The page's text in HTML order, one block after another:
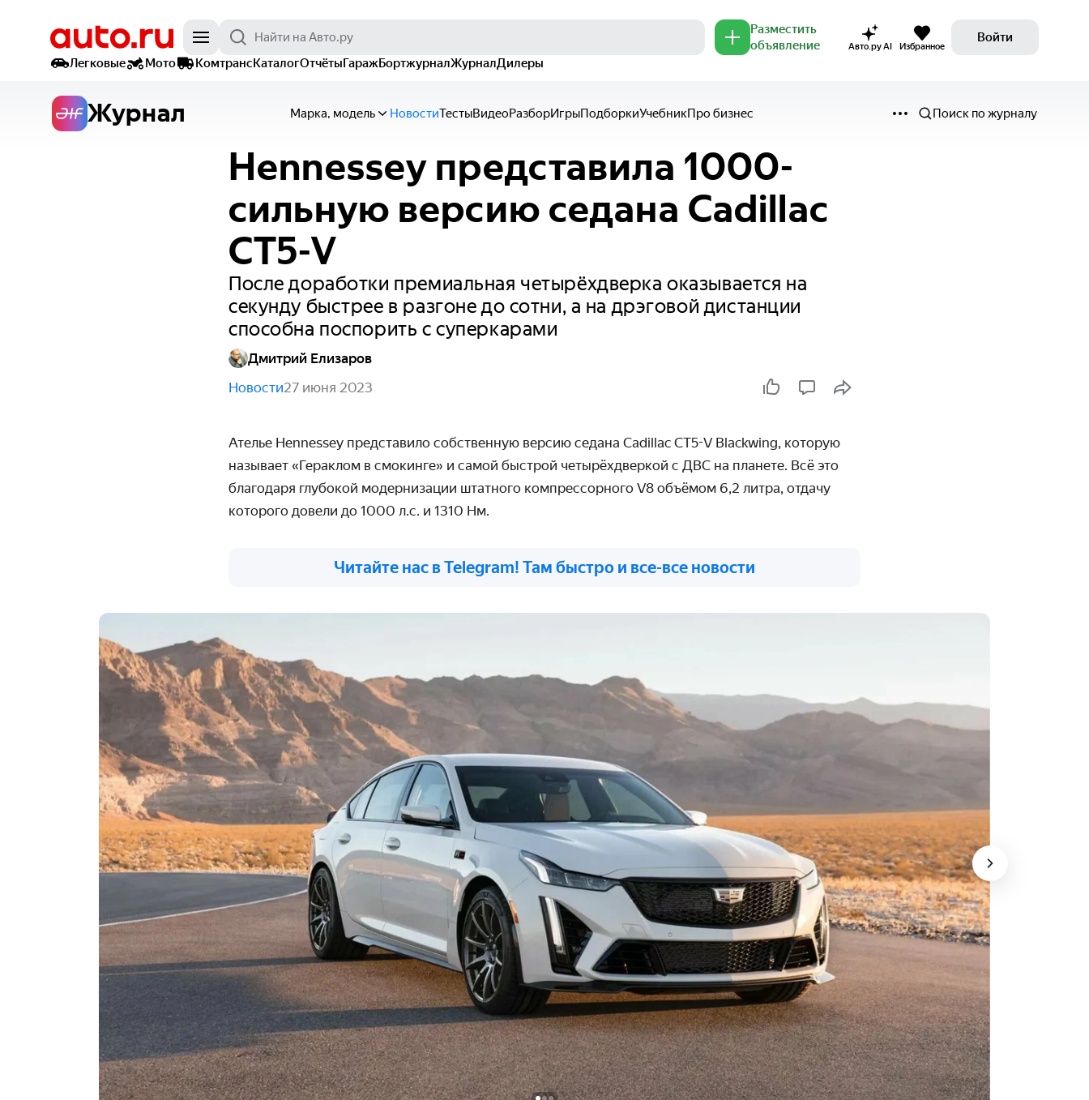
Разместить
объявление
Авто.ру AI Избранное
Войти
Легковые
Мото КомтрансКаталогОтчётыГаражБортжурналЖурналДилеры
Журнал Марка, модель НовостиТестыВидеоРазборИгрыПодборкиУчебникПро бизнес Поиск по журналу
Hennessey представила 1000-
сильную версию седана Cadillac
CT5-V
После доработки премиальная четырёхдверка оказывается на
секунду быстрее в разгоне до сотни, а на дрэговой дистанции
способна поспорить с суперкарами
Дмитрий Елизаров
Новости27 июня 2023
Ателье Hennessey представило собственную версию седана Cadillac CT5-V Blackwing, которую
называет «Гераклом в смокинге» и самой быстрой четырёхдверкой с ДВС на планете. Всё это
благодаря глубокой модернизации штатного компрессорного V8 объёмом 6,2 литра, отдачу
которого довели до 1000 л.с. и 1310 Нм.
Читайте нас в Telegram! Там быстро и все-все новости